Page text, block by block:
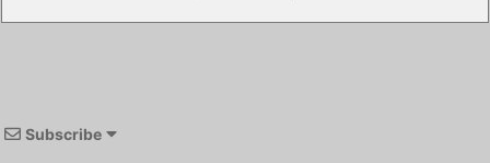
Subscribe